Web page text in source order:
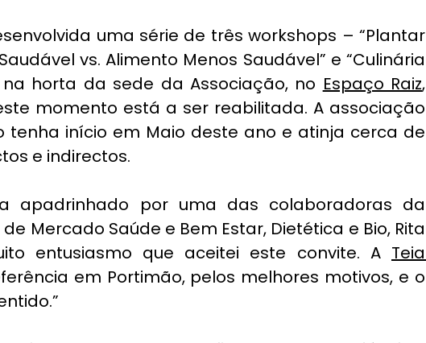
uma série de três workshops – “Plantar
vs. Alimento Menos Saudável” e “Culinária
horta da sede da Associação, no Espaço Raiz,
momento está a ser reabilitada. A associação
tenha início em Maio deste ano e atinja cerca de
e indirectos.
apadrinhado por uma das colaboradoras da
Mercado Saúde e Bem Estar, Dietética e Bio, Rita
entusiasmo que aceitei este convite. A Teia
em Portimão, pelos melhores motivos, e o